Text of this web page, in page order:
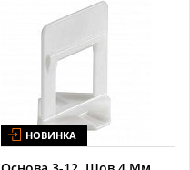
НОВИНКА